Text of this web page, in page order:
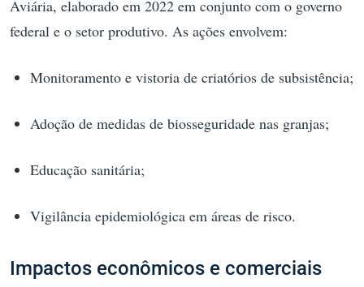
Aviária, elaborado em 2022 em conjunto com o governo
federal e o setor produtivo. As ações envolvem:
Monitoramento e vistoria de criatórios de subsistência;
Adoção de medidas de biosseguridade nas granjas;
Educação sanitária;
Vigilância epidemiológica em áreas de risco.
Impactos econômicos e comerciais